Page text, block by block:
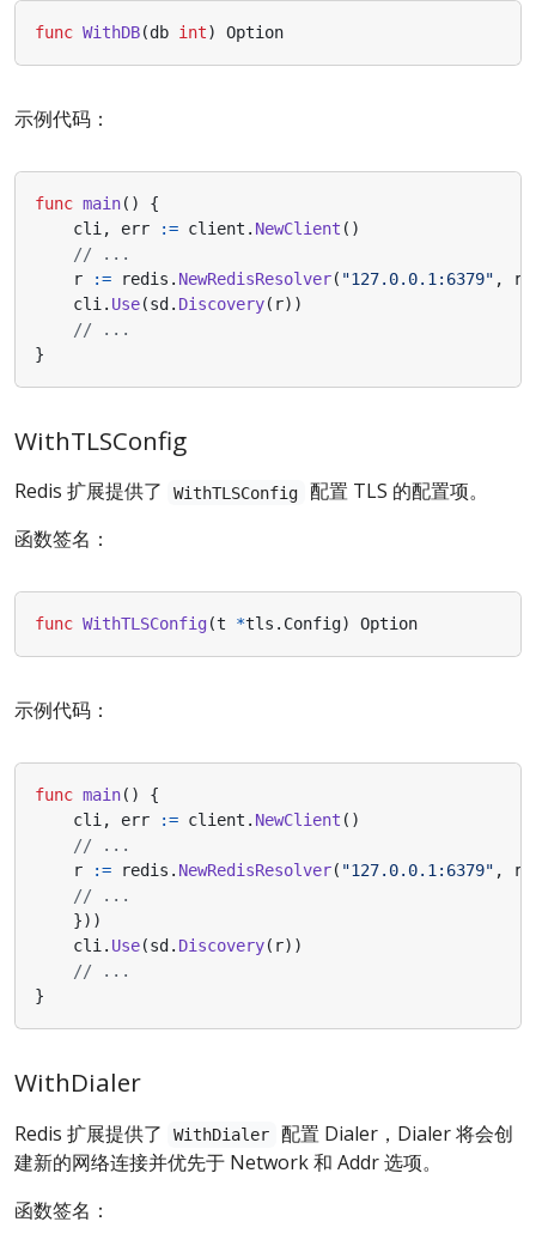
func WithDB(db int) Option
示例代码：
func main()
{
cli , err := client . NewClient ()
// ...
r
:= redis . NewRedisResolver( "127.0.0.1:6379" ,
cli . Use(sd . Discovery( r))
// ...
}
WithTLSConfig
Redis 扩展提供了 WithTLSConfig
配置 TLS 的配置项。
函数签名：
func WithTLSConfig(t *tls . Config) Option
示例代码：
func main()
{
cli, err := client . NewClient ()
// ...
r
:= redis . NewRedisResolver( "127.0.0.1:6379" ,
// ...
}))
cli. Use(sd . Discovery( r))
// ...
}
WithDialer
Redis 扩展提供了 WithDialer
配置 Dialer，Dialer 将会创
建新的网络连接并优先于 Network 和 Addr 选项。
函数签名：